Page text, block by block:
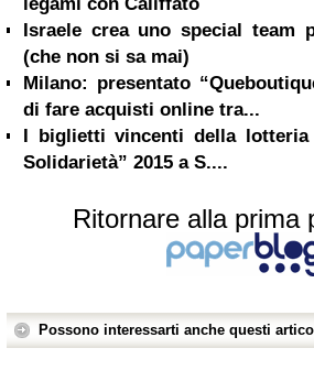
Israele crea uno special team
(che non si sa mai)
Milano: presentato
di fare acquisti online tra...
I biglietti vincenti della lotteria
Solidarietà” 2015 a S....
Ritornare alla prima
Possono interessarti anche questi